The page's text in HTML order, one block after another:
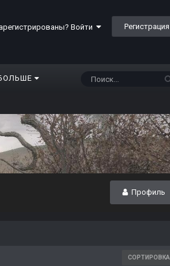
Войти Регистрация
Профиль
СОРТИРОВКА